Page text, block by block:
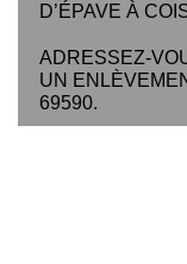
D’ÉPAVE À
ADRESSEZ-
UN
69590.